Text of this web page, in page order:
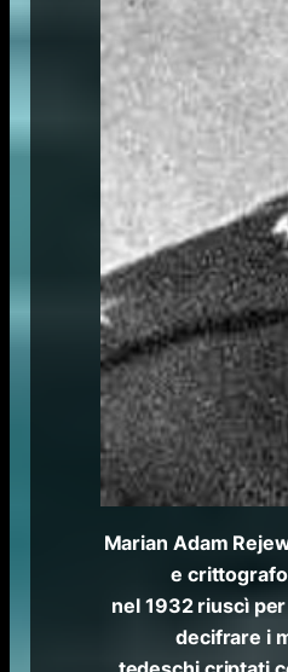
Marian Adam
e
nel 1932 riuscì
decifrare i